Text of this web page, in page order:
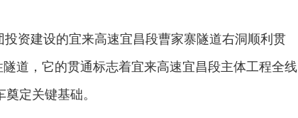
资建设的宜来高速宜昌段曹家寨隧道右洞顺利贯
道，它的贯通标志着宜来高速宜昌段主体工程全线
定关键基础。